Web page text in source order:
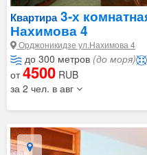
Квартира3-х
Нахимова 4
Орджоникидзе ул.Нахимова 4
до 300 метров (до моря)
от4500 RUB
за 2 чел. в авг